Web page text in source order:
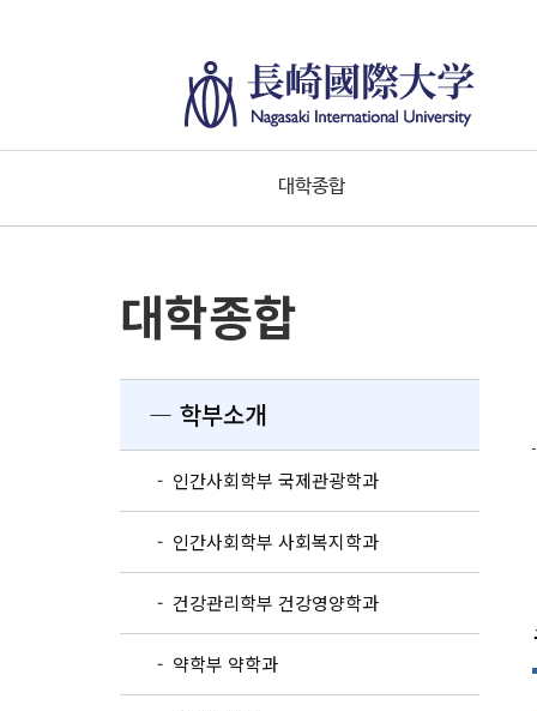
대학종합
대학종합
― 학부소개
- 인간사회학부 국제관광학과
- 인간사회학부 사회복지학과
- 건강관리학부 건강영양학과
- 약학부 약학과